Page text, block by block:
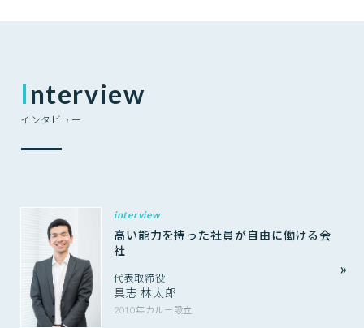
Interview
インタビュー
interview
高い能力を持った社員が自由に働ける会
社
代表取締役
具志 林太郎
2010年カルー設立